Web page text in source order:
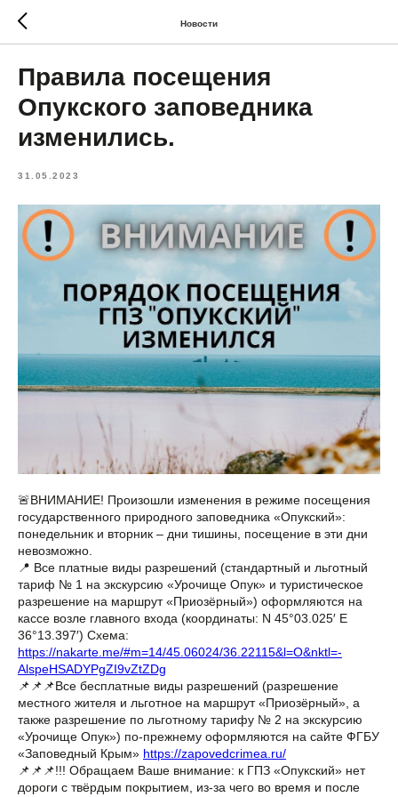
Новости
Правила посещения
Опукского заповедника
изменились.
31.05.2023
🚨ВНИМАНИЕ! Произошли изменения в режиме посещения
государственного природного заповедника «Опукский»:
понедельник и вторник – дни тишины, посещение в эти дни
невозможно.
📍 Все платные виды разрешений (стандартный и льготный
тариф № 1 на экскурсию «Урочище Опук» и туристическое
разрешение на маршрут «Приозёрный») оформляются на
кассе возле главного входа (координаты: N 45°03.025′ E
36°13.397′) Схема:
https://nakarte.me/#m=14/45.06024/36.22115&l=O&nktl=-
AlspeHSADYPgZI9vZtZDg
📌📌📌Все бесплатные виды разрешений (разрешение
местного жителя и льготное на маршрут «Приозёрный», а
также разрешение по льготному тарифу № 2 на экскурсию
«Урочище Опук») по-прежнему оформляются на сайте ФГБУ
«Заповедный Крым» https://zapovedcrimea.ru/
📌📌📌!!! Обращаем Ваше внимание: к ГПЗ «Опукский» нет
дороги с твёрдым покрытием, из-за чего во время и после